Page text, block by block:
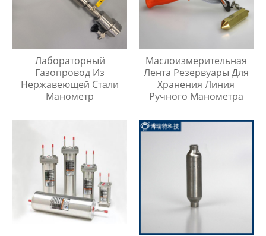
Лабораторный
Газопровод Из
Нержавеющей Стали
Манометр
Маслоизмерительная
Лента Резервуары Для
Хранения Линия
Ручного Манометра